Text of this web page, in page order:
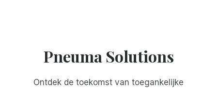
Pneuma Solutions
Ontdek de toekomst van toegankelijke